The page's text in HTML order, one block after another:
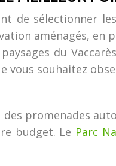
de sélectionner
aménagés, en
du
vous souhaitez
promenades
budget. Le Parc